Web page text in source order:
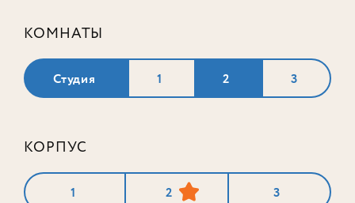
КОМНАТЫ
Студия 1 2 3
КОРПУС
1 2 3